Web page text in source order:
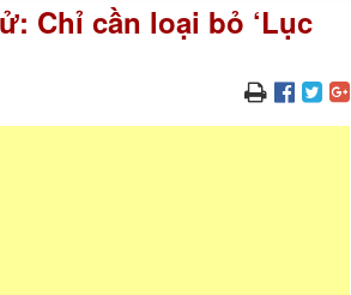
Chỉ cần loại bỏ ‘Lục